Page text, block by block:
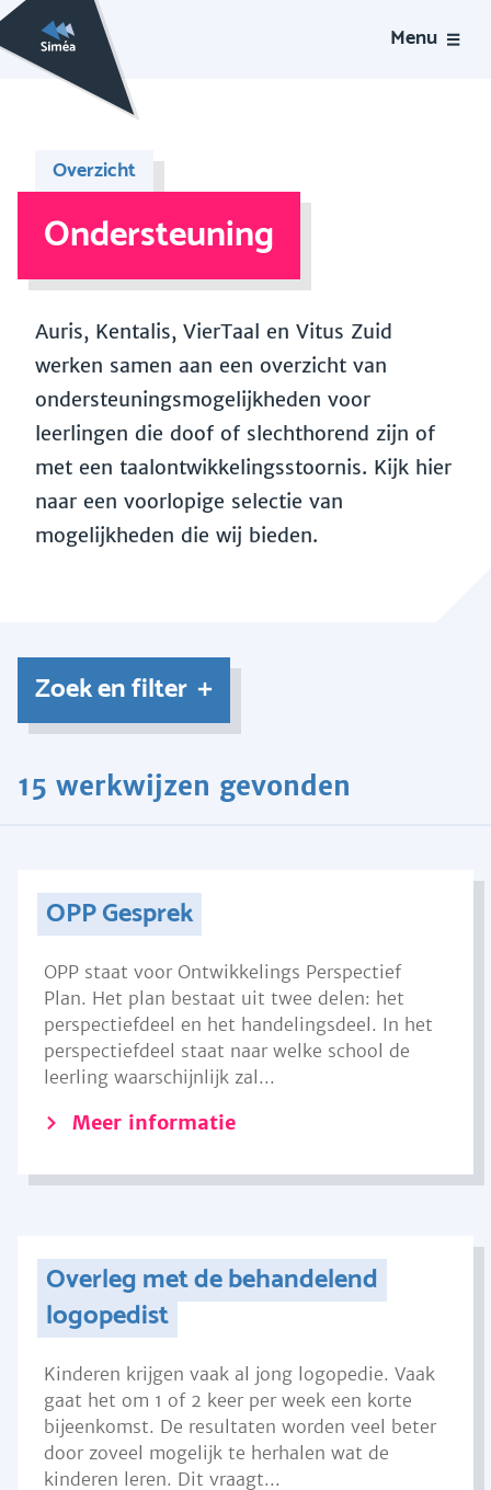
Menu
Overzicht
Ondersteuning
Auris, Kentalis, VierTaal en Vitus Zuid
werken samen aan een overzicht van
ondersteuningsmogelijkheden voor
leerlingen die doof of slechthorend zijn of
met een taalontwikkelingsstoornis. Kijk hier
naar een voorlopige selectie van
mogelijkheden die wij bieden.
Zoek en filter
15 werkwijzen gevonden
OPP Gesprek
OPP staat voor Ontwikkelings Perspectief
Plan. Het plan bestaat uit twee delen: het
perspectiefdeel en het handelingsdeel. In het
perspectiefdeel staat naar welke school de
leerling waarschijnlijk zal...
Meer informatie
Overleg met de behandelend
logopedist
Kinderen krijgen vaak al jong logopedie. Vaak
gaat het om 1 of 2 keer per week een korte
bijeenkomst. De resultaten worden veel beter
door zoveel mogelijk te herhalen wat de
kinderen leren. Dit vraagt...